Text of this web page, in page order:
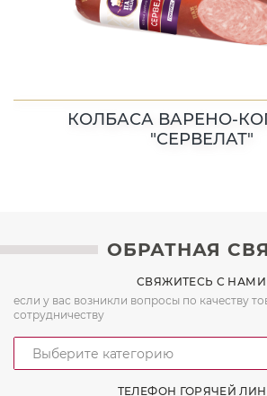
КОЛБАСА ВАРЕНО-
"СЕРВЕЛАТ"
ОБРАТНАЯ
СВЯЖИТЕСЬ С НАМИ
если у вас возникли вопросы по качеству
сотрудничеству
ТЕЛЕФОН ГОРЯЧЕЙ